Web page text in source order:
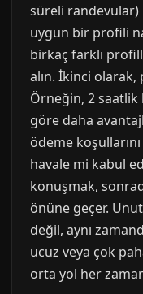
süreli randevular)
uygun bir profili
birkaç farklı
alın. İkinci
Örneğin, 2
göre daha
ödeme
havale mi kabul
konuşmak,
önüne geçer.
değil, aynı
ucuz veya çok
orta yol her